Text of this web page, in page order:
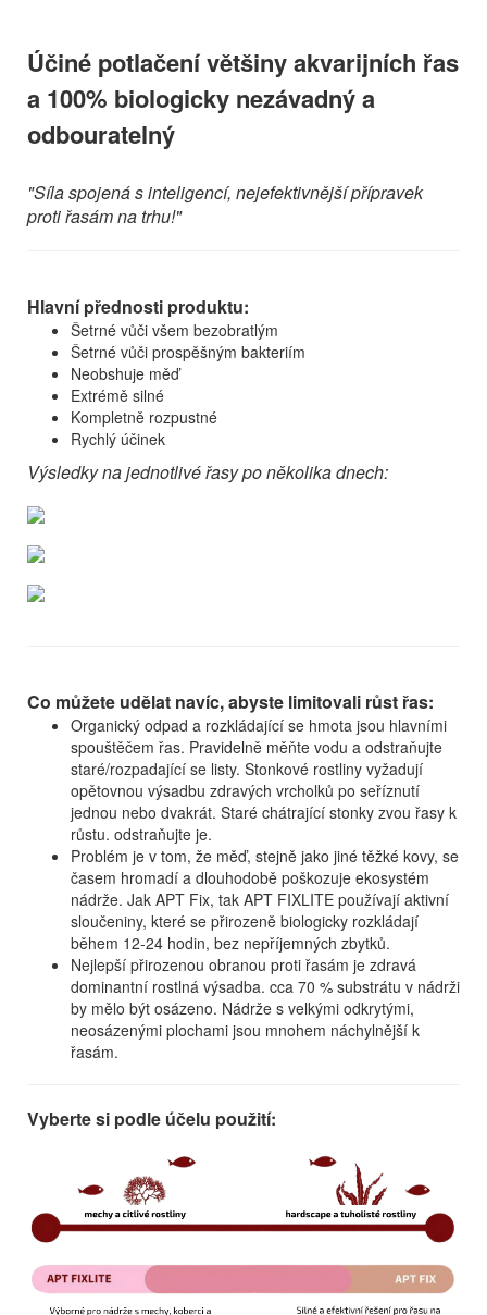
Účiné potlačení většiny akvarijních řas
a 100% biologicky nezávadný a
odbouratelný
"Síla spojená s inteligencí, nejefektivnější přípravek
proti řasám na trhu!"
Hlavní přednosti produktu:
Šetrné vůči všem bezobratlým
Šetrné vůči prospěšným bakteriím
Neobshuje měď
Extrémě silné
Kompletně rozpustné
Rychlý účinek
Výsledky na jednotlivé řasy po několika dnech:
Co můžete udělat navíc, abyste limitovali růst řas:
Organický odpad a rozkládající se hmota jsou hlavními
spouštěčem řas. Pravidelně měňte vodu a odstraňujte
staré/rozpadající se listy. Stonkové rostliny vyžadují
opětovnou výsadbu zdravých vrcholků po seříznutí
jednou nebo dvakrát. Staré chátrající stonky zvou řasy k
růstu. odstraňujte je.
Problém je v tom, že měď, stejně jako jiné těžké kovy, se
časem hromadí a dlouhodobě poškozuje ekosystém
nádrže. Jak APT Fix, tak APT FIXLITE používají aktivní
sloučeniny, které se přirozeně biologicky rozkládají
během 12-24 hodin, bez nepříjemných zbytků.
Nejlepší přirozenou obranou proti řasám je zdravá
dominantní rostlná výsadba. cca 70 % substrátu v nádrži
by mělo být osázeno. Nádrže s velkými odkrytými,
neosázenými plochami jsou mnohem náchylnější k
řasám.
Vyberte si podle účelu použití: